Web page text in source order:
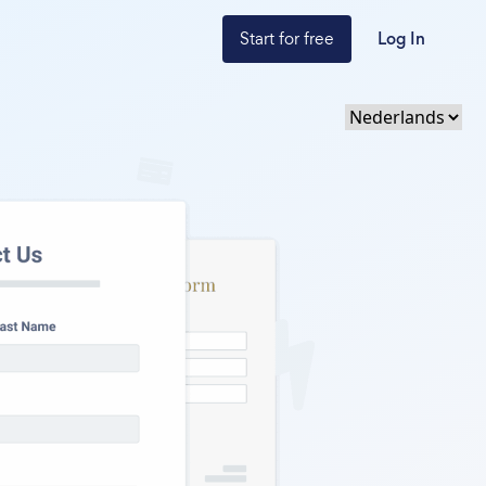
Start for free Log In